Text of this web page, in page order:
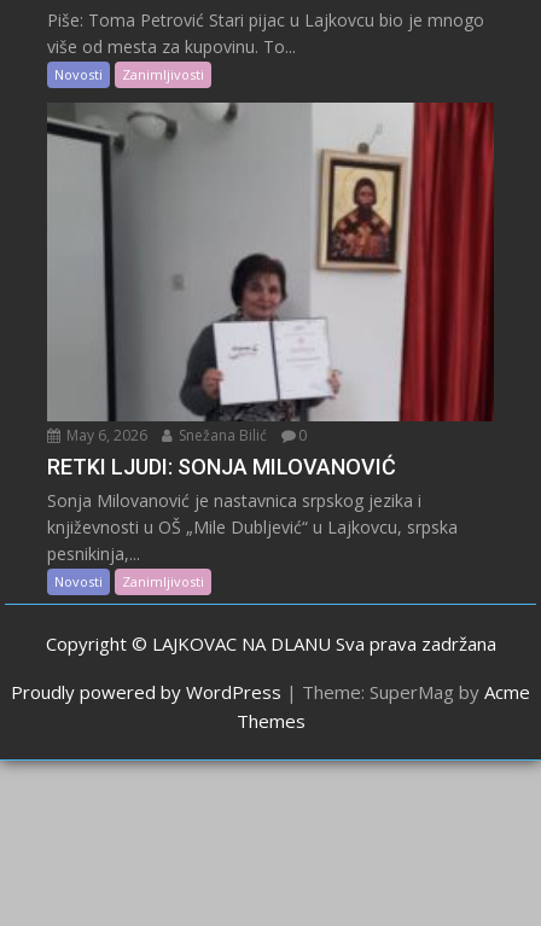
Piše: Toma Petrović Stari pijac u Lajkovcu bio je mnogo
više od mesta za kupovinu. To...
Novosti Zanimljivosti
May 6, 2026 Snežana Bilić 0
RETKI LJUDI: SONJA MILOVANOVIĆ
Sonja Milovanović je nastavnica srpskog jezika i
književnosti u OŠ „Mile Dubljević“ u Lajkovcu, srpska
pesnikinja,...
Novosti Zanimljivosti
Copyright © LAJKOVAC NA DLANU Sva prava zadržana
Proudly powered by WordPress | Theme: SuperMag by Acme
Themes